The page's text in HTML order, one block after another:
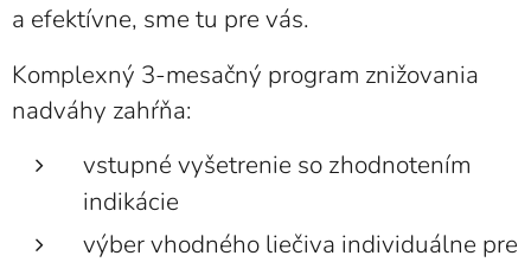
a efektívne, sme tu pre vás.
Komplexný 3-mesačný program znižovania
nadváhy zahŕňa:
vstupné vyšetrenie so zhodnotením
indikácie
výber vhodného liečiva individuálne pre